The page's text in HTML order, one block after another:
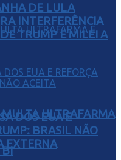
ULTRAFARMA
BI
DE LULA
INTERFERÊNCIA
TRUMP E MILEI A
DOS EUA E
BRASIL NÃO
EXTERNA